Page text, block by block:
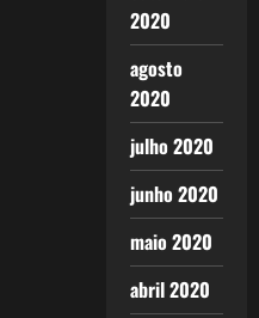
2020
agosto
2020
julho 2020
junho 2020
maio 2020
abril 2020